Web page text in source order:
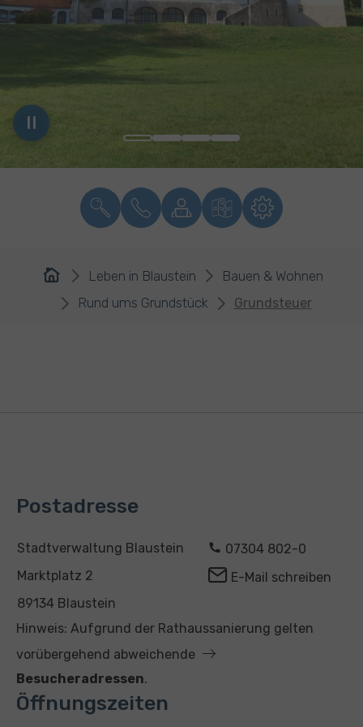
Leben in Blaustein
Bauen & Wohnen
Rund ums Grundstück
Grundsteuer
Postadresse
A
d
r
e
K
o
n
t
Stadtverwaltung Blaustein
07304 802-0
Marktplatz 2
E-Mail schreiben
89134 Blaustein
Hinweis: Aufgrund der Rathaussanierung gelten
vorübergehend abweichende
Besucheradressen.
Öffnungszeiten